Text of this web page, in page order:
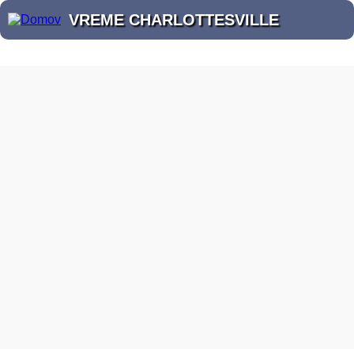
VREME CHARLOTTESVILLE